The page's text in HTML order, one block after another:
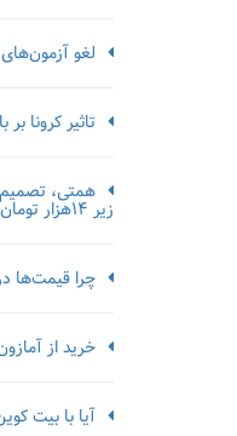
لغو
تاثیر کرونا بر
زیر ۱۴هزار تومان برمی‌گردد
چرا قیمت‌ها
خرید از
آیا با بیت